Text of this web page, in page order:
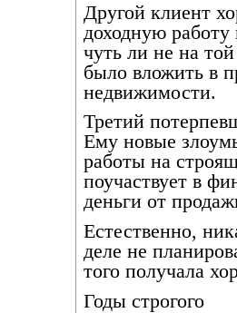
Другой клиент
доходную
чуть ли не на
было вложить в
недвижимости.
Третий
Ему новые
работы на
поучаствует в
деньги от
Естественно,
деле не
того получала
Годы строгого